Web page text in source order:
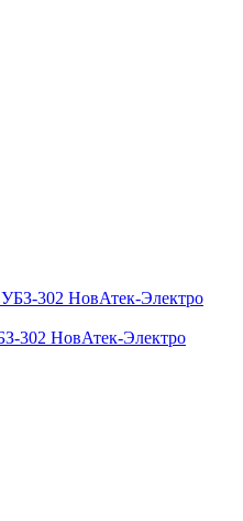
302 НовАтек-Электро